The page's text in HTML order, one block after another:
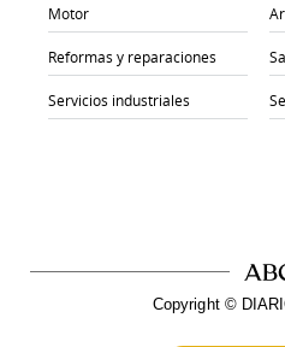
Motor
Reformas y reparaciones
Servicios industriales
Copyright ©